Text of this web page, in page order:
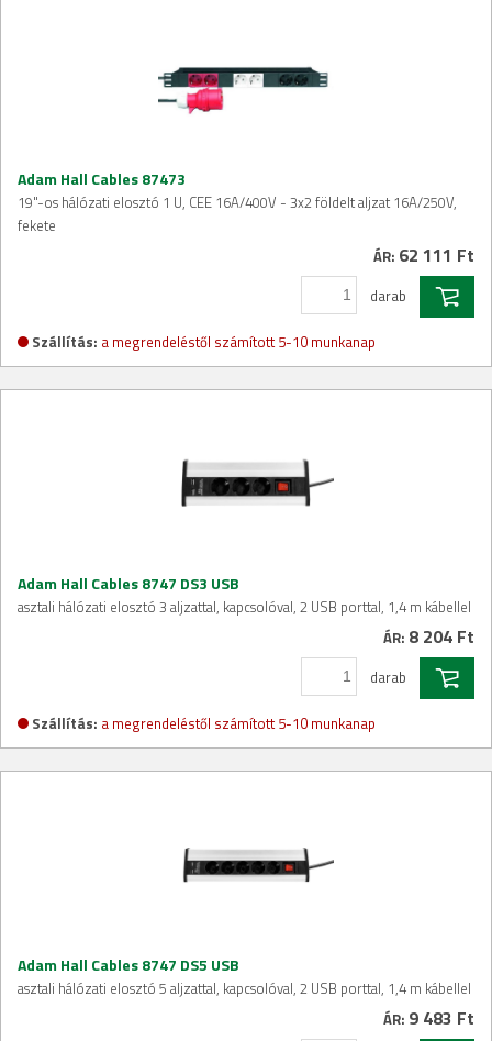
Adam Hall Cables 87473
19"-os hálózati elosztó 1 U, CEE 16A/400V - 3x2 földelt aljzat 16A/250V,
fekete
ÁR: 62 111 Ft
darab
Szállítás: a megrendeléstől számított 5-10 munkanap
Adam Hall Cables 8747 DS3 USB
asztali hálózati elosztó 3 aljzattal, kapcsolóval, 2 USB porttal, 1,4 m kábellel
ÁR: 8 204 Ft
darab
Szállítás: a megrendeléstől számított 5-10 munkanap
Adam Hall Cables 8747 DS5 USB
asztali hálózati elosztó 5 aljzattal, kapcsolóval, 2 USB porttal, 1,4 m kábellel
ÁR: 9 483 Ft